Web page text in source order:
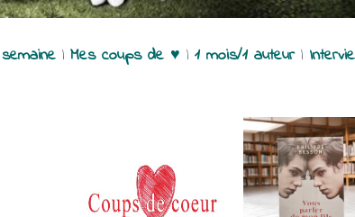
| Mes coups de ♥ | 1 mois/1 auteur|